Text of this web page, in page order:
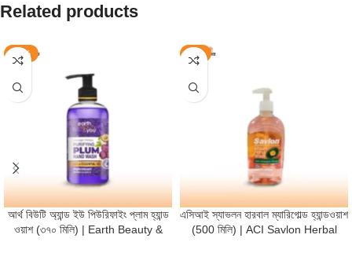
Related products
-22%
আর্থ বিউটি অ্যান্ড ইউ পিউরিফাইং প্লাম হ্যান্ড
ওয়াশ (৩৭০ মিলি) | Earth Beauty &
-5%
এসিআই স্যাভলন হারবাল ম্যারিগোল্ড হ্যান্ডওয়াশ
(500 মিলি) | ACI Savlon Herbal